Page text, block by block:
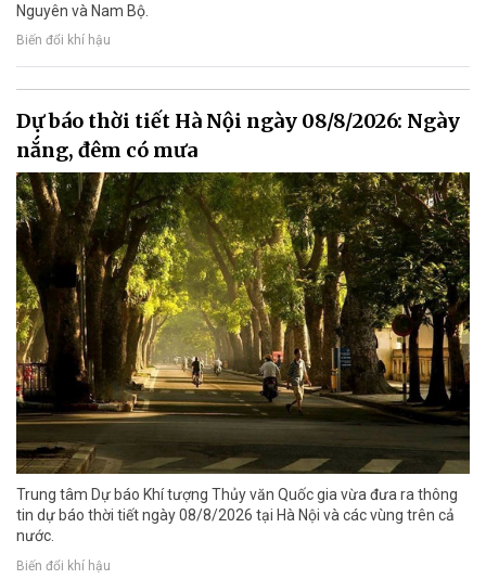
Nguyên và Nam Bộ.
Biến đổi khí hậu
Dự báo thời tiết Hà Nội ngày 08/8/2026: Ngày
nắng, đêm có mưa
Trung tâm Dự báo Khí tượng Thủy văn Quốc gia vừa đưa ra thông
tin dự báo thời tiết ngày 08/8/2026 tại Hà Nội và các vùng trên cả
nước.
Biến đổi khí hậu